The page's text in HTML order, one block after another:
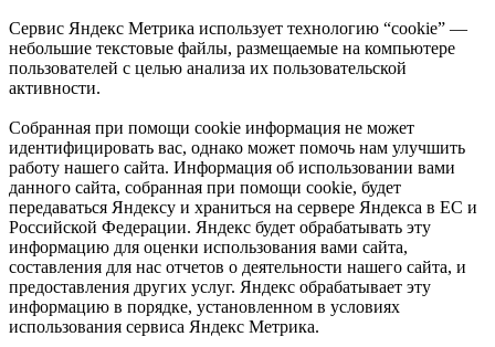
Сервис Яндекс Метрика использует технологию “cookie” —
небольшие текстовые файлы, размещаемые на компьютере
пользователей с целью анализа их пользовательской
активности.
Собранная при помощи cookie информация не может
идентифицировать вас, однако может помочь нам улучшить
работу нашего сайта. Информация об использовании вами
данного сайта, собранная при помощи cookie, будет
передаваться Яндексу и храниться на сервере Яндекса в ЕС и
Российской Федерации. Яндекс будет обрабатывать эту
информацию для оценки использования вами сайта,
составления для нас отчетов о деятельности нашего сайта, и
предоставления других услуг. Яндекс обрабатывает эту
информацию в порядке, установленном в условиях
использования сервиса Яндекс Метрика.